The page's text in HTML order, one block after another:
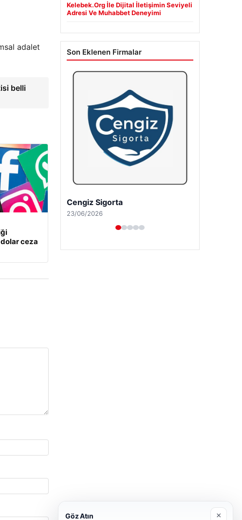
adalet
belli
ceza
Kelebek.Org İle Dijital İletişimin Seviyeli
Adresi Ve Muhabbet Deneyimi
Son Eklenen Firmalar
Hastaş Beton
26/05/2026
Göz Atın ×